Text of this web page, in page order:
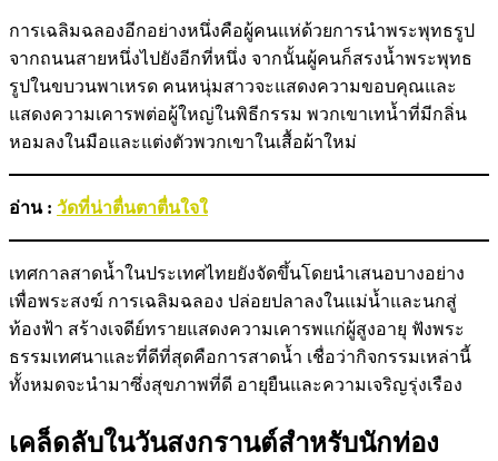
การเฉลิมฉลองอีกอย่างหนึ่งคือผู้คนแห่ด้วยการนำพระพุทธรูป
จากถนนสายหนึ่งไปยังอีกที่หนึ่ง จากนั้นผู้คนก็สรงน้ำพระพุทธ
รูปในขบวนพาเหรด คนหนุ่มสาวจะแสดงความขอบคุณและ
แสดงความเคารพต่อผู้ใหญ่ในพิธีกรรม พวกเขาเทน้ำที่มีกลิ่น
หอมลงในมือและแต่งตัวพวกเขาในเสื้อผ้าใหม่
อ่าน : วัดที่น่าตื่นตาตื่นใจใ
เทศกาลสาดน้ำในประเทศไทยยังจัดขึ้นโดยนำเสนอบางอย่าง
เพื่อพระสงฆ์ การเฉลิมฉลอง ปล่อยปลาลงในแม่น้ำและนกสู่
ท้องฟ้า สร้างเจดีย์ทรายแสดงความเคารพแก่ผู้สูงอายุ ฟังพระ
ธรรมเทศนาและที่ดีที่สุดคือการสาดน้ำ เชื่อว่ากิจกรรมเหล่านี้
ทั้งหมดจะนำมาซึ่งสุขภาพที่ดี อายุยืนและความเจริญรุ่งเรือง
เคล็ดลับในวันสงกรานต์สำหรับนักท่อง